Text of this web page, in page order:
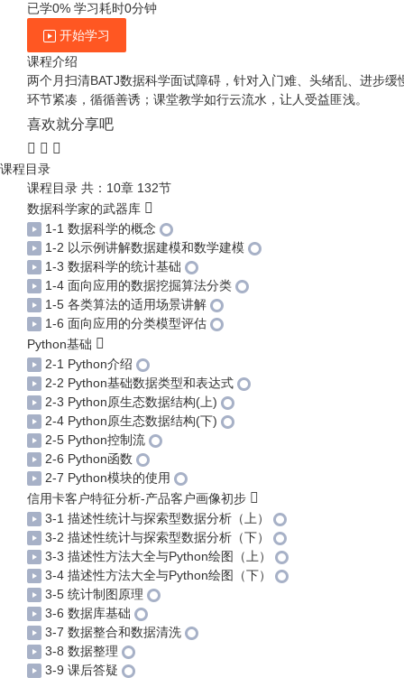
已学0% 学习耗时0分钟
开始学习
课程介绍
两个月扫清BATJ数据科学面试障碍，针对入门难、头绪乱、进步
环节紧凑，循循善诱；课堂教学如行云流水，让人受益匪浅。
喜欢就分享吧
课程目录
课程目录 共：10章 132节
数据科学家的武器库
1-1 数据科学的概念
1-2 以示例讲解数据建模和数学建模
1-3 数据科学的统计基础
1-4 面向应用的数据挖掘算法分类
1-5 各类算法的适用场景讲解
1-6 面向应用的分类模型评估
Python基础
2-1 Python介绍
2-2 Python基础数据类型和表达式
2-3 Python原生态数据结构(上)
2-4 Python原生态数据结构(下)
2-5 Python控制流
2-6 Python函数
2-7 Python模块的使用
信用卡客户特征分析-产品客户画像初步
3-1 描述性统计与探索型数据分析（上）
3-2 描述性统计与探索型数据分析（下）
3-3 描述性方法大全与Python绘图（上）
3-4 描述性方法大全与Python绘图（下）
3-5 统计制图原理
3-6 数据库基础
3-7 数据整合和数据清洗
3-8 数据整理
3-9 课后答疑